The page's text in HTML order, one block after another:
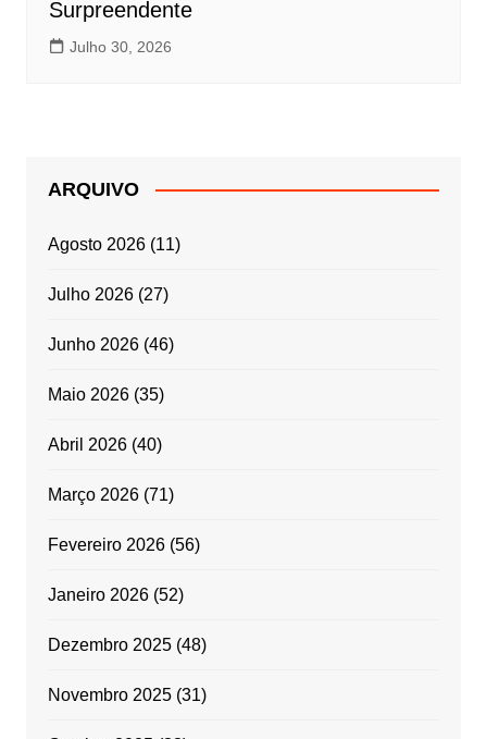
Surpreendente
Julho 30, 2026
ARQUIVO
Agosto 2026(11)
Julho 2026(27)
Junho 2026(46)
Maio 2026(35)
Abril 2026(40)
Março 2026(71)
Fevereiro 2026(56)
Janeiro 2026(52)
Dezembro 2025(48)
Novembro 2025(31)